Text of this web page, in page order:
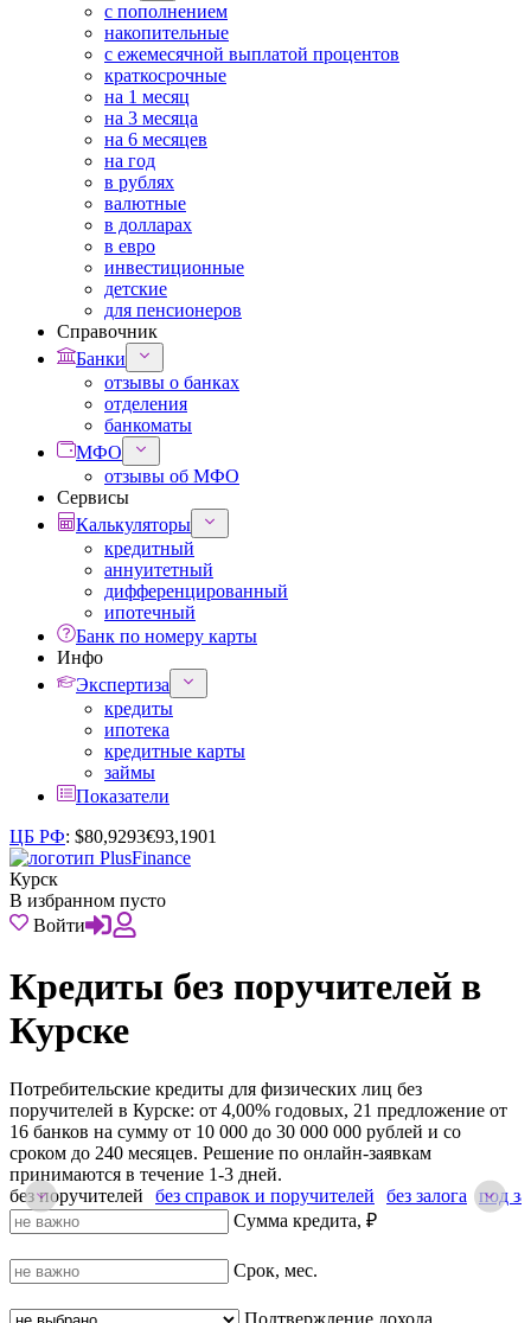
с пополнением
накопительные
с ежемесячной выплатой процентов
краткосрочные
на 1 месяц
на 3 месяца
на 6 месяцев
на год
в рублях
валютные
в долларах
в евро
инвестиционные
детские
для пенсионеров
Справочник
Банки
отзывы о банках
отделения
банкоматы
МФО
отзывы об МФО
Сервисы
Калькуляторы
кредитный
аннуитетный
дифференцированный
ипотечный
Банк по номеру карты
Инфо
Экспертиза
кредиты
ипотека
кредитные карты
займы
Показатели
ЦБ РФ: $80,9293€93,1901
Курск
В избранном пусто
Войти
Кредиты без поручителей в
Курске
Потребительские кредиты для физических лиц без
поручителей в Курске: от 4,00% годовых, 21 предложение от
16 банков на сумму от 10 000 до 30 000 000 рублей и со
сроком до 240 месяцев. Решение по онлайн-заявкам
принимаются в течение 1-3 дней.
без поручителей
без справок и поручителей без залога
под
Сумма кредита, ₽
Срок, мес.
Подтверждение дохода